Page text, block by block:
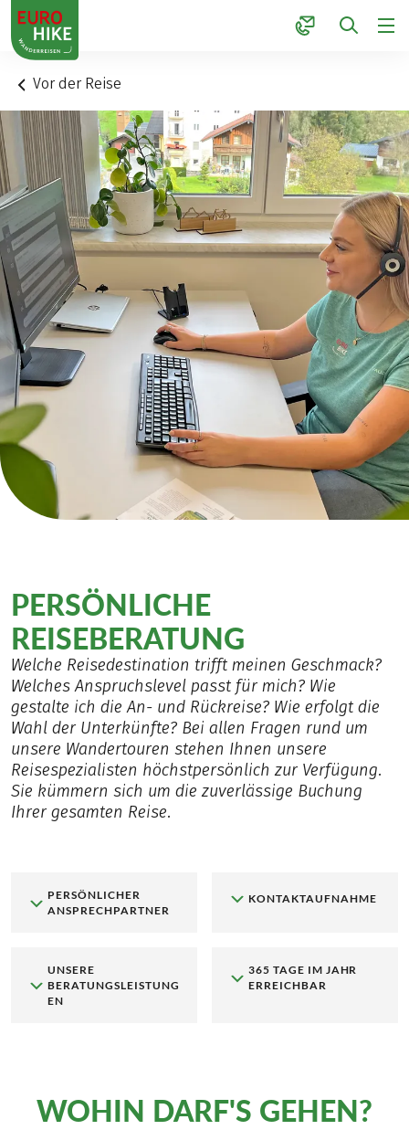
1
Vor der Reise
PERSÖNLICHE
REISEBERATUNG
Welche Reisedestination trifft meinen Geschmack?
Welches Anspruchslevel passt für mich? Wie
gestalte ich die An- und Rückreise? Wie erfolgt die
Wahl der Unterkünfte? Bei allen Fragen rund um
unsere Wandertouren stehen Ihnen unsere
Reisespezialisten höchstpersönlich zur Verfügung.
Sie kümmern sich um die zuverlässige Buchung
Ihrer gesamten Reise.
PERSÖNLICHER
ANSPRECHPARTNER
KONTAKTAUFNAHME
UNSERE
BERATUNGSLEISTUNG
EN
365 TAGE IM JAHR
ERREICHBAR
WOHIN DARF'S GEHEN?